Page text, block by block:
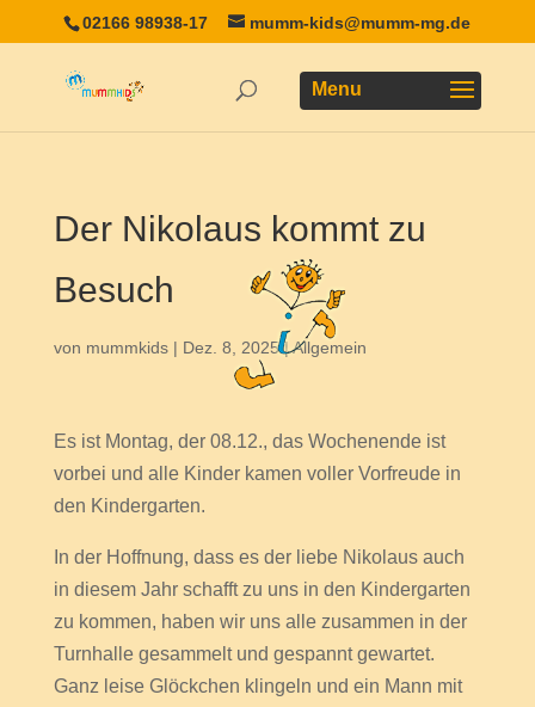
02166 98938-17 mumm-kids@mumm-mg.de
Der Nikolaus kommt zu
Besuch
von mummkids| Dez. 8, 2025|Allgemein
Es ist Montag, der 08.12., das Wochenende ist
vorbei und alle Kinder kamen voller Vorfreude in
den Kindergarten.
In der Hoffnung, dass es der liebe Nikolaus auch
in diesem Jahr schafft zu uns in den Kindergarten
zu kommen, haben wir uns alle zusammen in der
Turnhalle gesammelt und gespannt gewartet.
Ganz leise Glöckchen klingeln und ein Mann mit